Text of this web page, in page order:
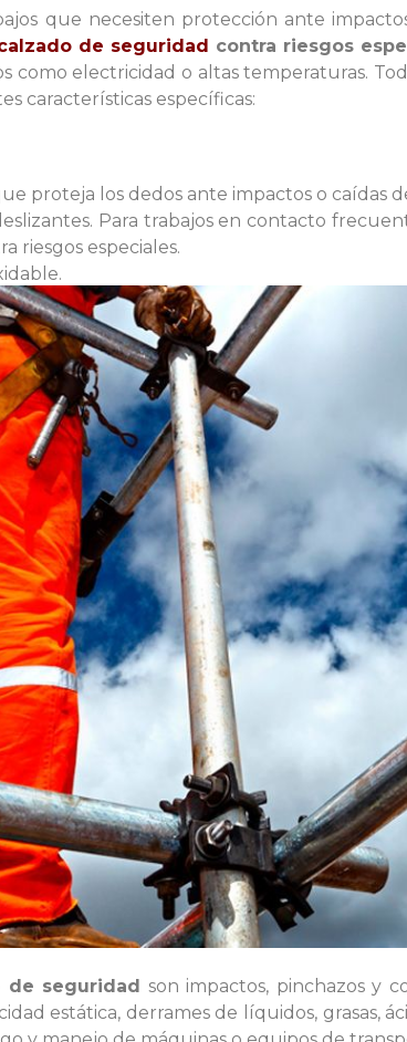
que necesiten protección ante
de seguridad contra riesgos
como electricidad o altas temperaturas.
características específicas:
proteja los dedos ante impactos o caídas
Para trabajos en contacto
riesgos especiales.
de seguridad son impactos, pinchazos y
estática, derrames de líquidos, grasas,